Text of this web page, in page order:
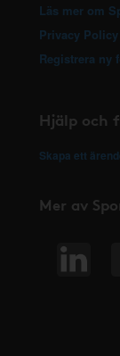
Läs mer om
Privacy Policy
Registrera ny
Hjälp och
Skapa ett
Mer av